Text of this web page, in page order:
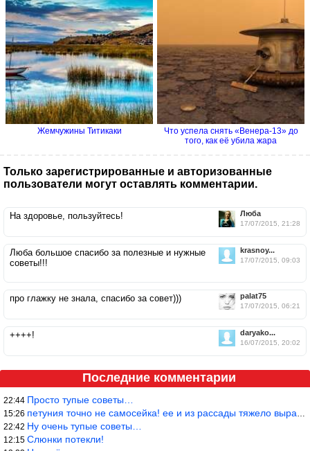
Жемчужины Титикаки
Что успела снять «Венера-13» до
того, как её убила жара
Только зарегистрированные и авторизованные
пользователи могут оставлять комментарии.
Люба
17/07/2015, 21:28
На здоровье, пользуйтесь!
krasnoy...
17/07/2015, 09:03
Люба большое спасибо за полезные и нужные
советы!!!
palat75
17/07/2015, 06:21
про глажку не знала, спасибо за совет)))
daryako...
16/07/2015, 20:02
++++!
Последние комментарии
22:44 Просто тупые советы…
15:26 петуния точно не самосейка! ее и из рассады тяжело вырастить!
22:42 Ну очень тупые советы…
12:15 Слюнки потекли!